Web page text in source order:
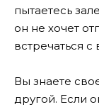
пытаетесь
он не хочет
встречаться
Вы знаете
другой. Если